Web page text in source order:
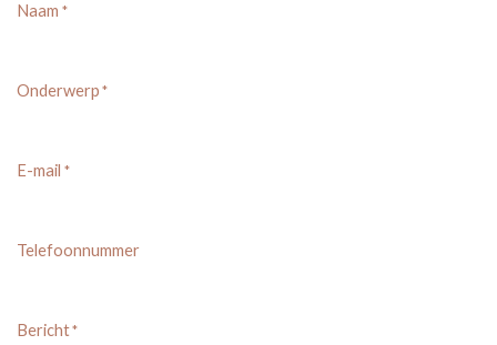
Naam *
Onderwerp *
E-mail *
Telefoonnummer
Bericht*